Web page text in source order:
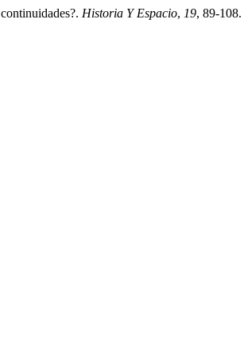
Historia Y Espacio, 19, 89-108.